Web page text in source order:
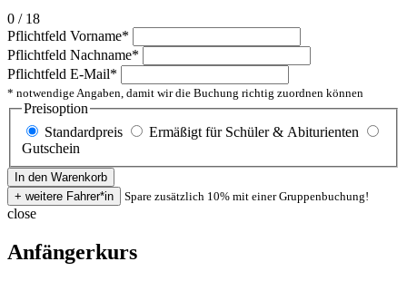
0 / 18
Pflichtfeld Vorname*
Pflichtfeld Nachname*
Pflichtfeld E-Mail*
* notwendige Angaben, damit wir die Buchung richtig zuordnen können
Preisoption
Standardpreis
Ermäßigt für Schüler & Abiturienten
Gutschein
Spare zusätzlich 10% mit einer Gruppenbuchung!
close
Anfängerkurs